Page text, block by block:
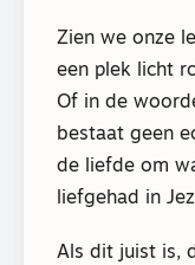
Zien we onze
een plek licht
Of in de
bestaat geen
de liefde om
liefgehad in
Als dit juist is,